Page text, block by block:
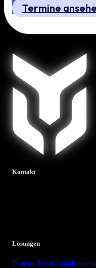
Termine
Kontakt
Lösungen
DatenschutzCompliance